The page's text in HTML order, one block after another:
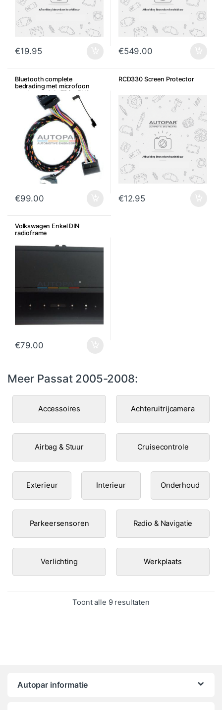
€19.95 €549.00
Bluetooth complete
bedrading met microfoon
zonder module 7P6 – 5N0 –
3C8 – 5K0 – 1Z0 – 5J0
€99.00
RCD330 Screen Protector
€12.95
Volkswagen Enkel DIN
radioframe
€79.00
Meer Passat 2005-2008:
Accessoires Achteruitrijcamera
Airbag & Stuur Cruisecontrole
Exterieur Interieur Onderhoud
Parkeersensoren Radio & Navigatie
Verlichting Werkplaats
Toont alle 9 resultatenGesorteerd op
Autopar informatie